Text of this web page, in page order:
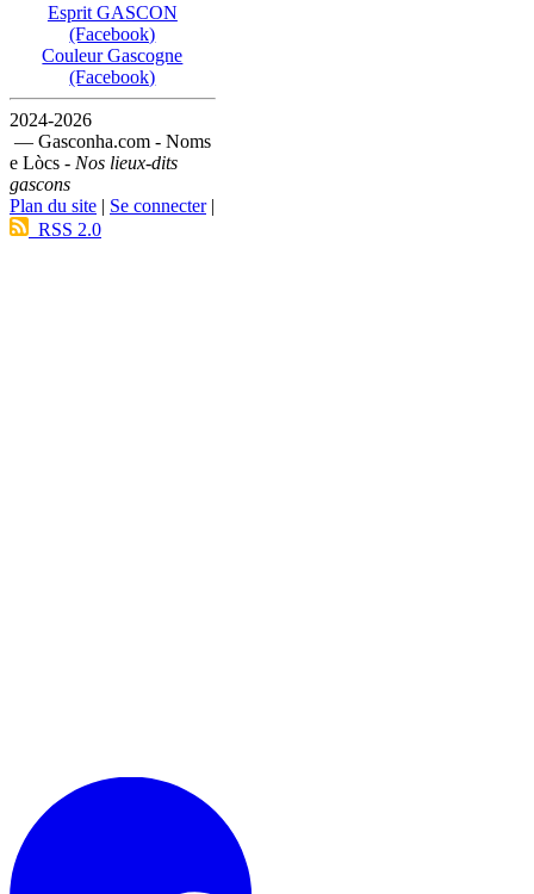
Esprit GASCON
(Facebook)
Couleur Gascogne
(Facebook)
2024-2026
— Gasconha.com - Noms
e Lòcs - Nos lieux-dits
gascons
Plan du site | Se connecter|
RSS 2.0